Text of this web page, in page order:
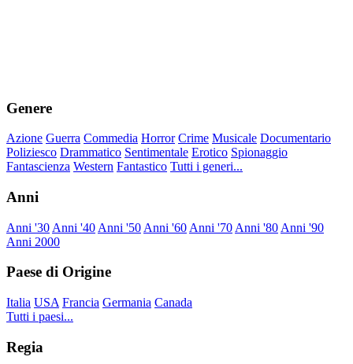
Genere
Azione Guerra Commedia Horror Crime Musicale Documentario
Poliziesco Drammatico Sentimentale Erotico Spionaggio
Fantascienza Western Fantastico Tutti i generi...
Anni
Anni '30 Anni '40 Anni '50 Anni '60 Anni '70 Anni '80 Anni '90
Anni 2000
Paese di Origine
Italia USA Francia Germania Canada
Tutti i paesi...
Regia